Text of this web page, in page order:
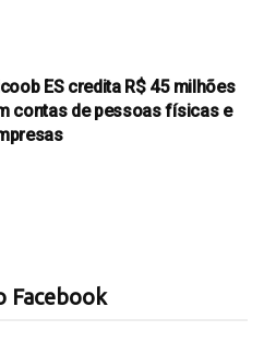
ES credita R$ 45 milhões
contas de pessoas físicas e
Facebook